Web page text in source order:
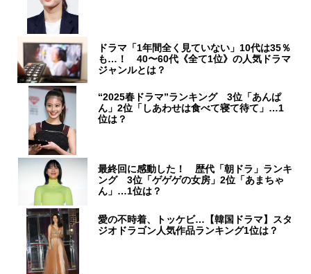
ドラマ「1年間全く見ていない」10代は35％
も…！ 40〜60代《全て1位》の人気ドラマ
ジャンルとは？
“2025春ドラマ”ランキング 3位「あんぱ
ん」2位「しあわせは食べて寝て待て」…1
位は？
最終回に感動した！ 歴代「朝ドラ」ランキ
ング 3位「ゲゲゲの女房」2位「あまちゃ
ん」…1位は？
愛の不時着、トッケビ…【韓国ドラマ】スタ
ジオドラゴン人気作品ランキング1位は？